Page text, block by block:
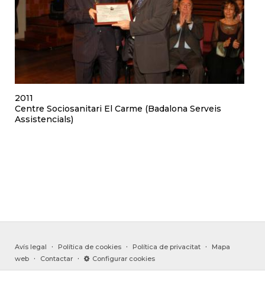
2011
Centre Sociosanitari El Carme (Badalona Serveis
Assistencials)
Avís legal · Política de cookies · Política de privacitat ·
Mapa
web
· Contactar · Configurar cookies